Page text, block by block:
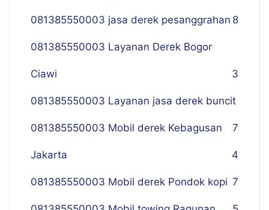
081385550003 jasa derek pesanggrahan 8
081385550003 Layanan Derek Bogor
Ciawi 3
081385550003 Layanan jasa derek buncit
7
081385550003 Mobil derek Kebagusan
Jakarta 4
081385550003 Mobil derek Pondok kopi 7